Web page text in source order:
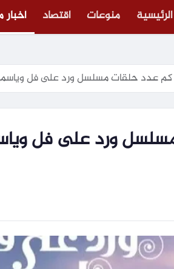
الرئيسية منوعات اقتصاد
كم عدد حلقات مسلسل ورد على فل
ورد على فل